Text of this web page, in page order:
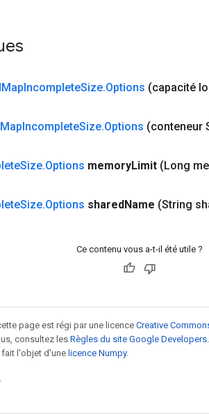
MapIncompleteSize.Options (capacité
MapIncompleteSize.Options (conteneur
Size.Options memoryLimit (Long
Size.Options sharedName (String
Ce contenu vous a-t-il été utile ?
page est régi par une licence Creative
consultez lesRègles du site Google Developers
fait l'objet d'une licence Numpy.